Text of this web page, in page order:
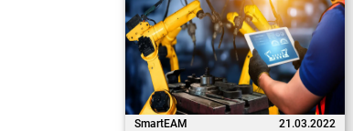
SmartEAM 21.03.2022